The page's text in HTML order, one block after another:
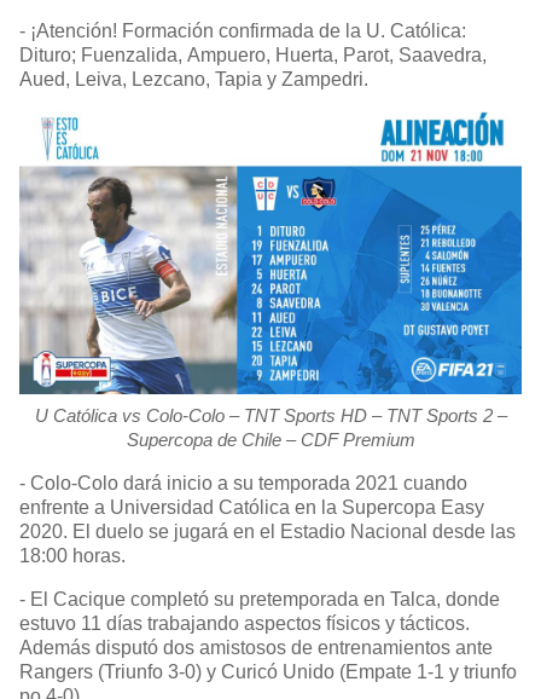
- ¡Atención! Formación confirmada de la U. Católica:
Dituro; Fuenzalida, Ampuero, Huerta, Parot, Saavedra,
Aued, Leiva, Lezcano, Tapia y Zampedri.
U Católica vs Colo-Colo – TNT Sports HD – TNT Sports 2 –
Supercopa de Chile – CDF Premium
- Colo-Colo dará inicio a su temporada 2021 cuando
enfrente a Universidad Católica en la Supercopa Easy
2020. El duelo se jugará en el Estadio Nacional desde las
18:00 horas.
- El Cacique completó su pretemporada en Talca, donde
estuvo 11 días trabajando aspectos físicos y tácticos.
Además disputó dos amistosos de entrenamientos ante
Rangers (Triunfo 3-0) y Curicó Unido (Empate 1-1 y triunfo